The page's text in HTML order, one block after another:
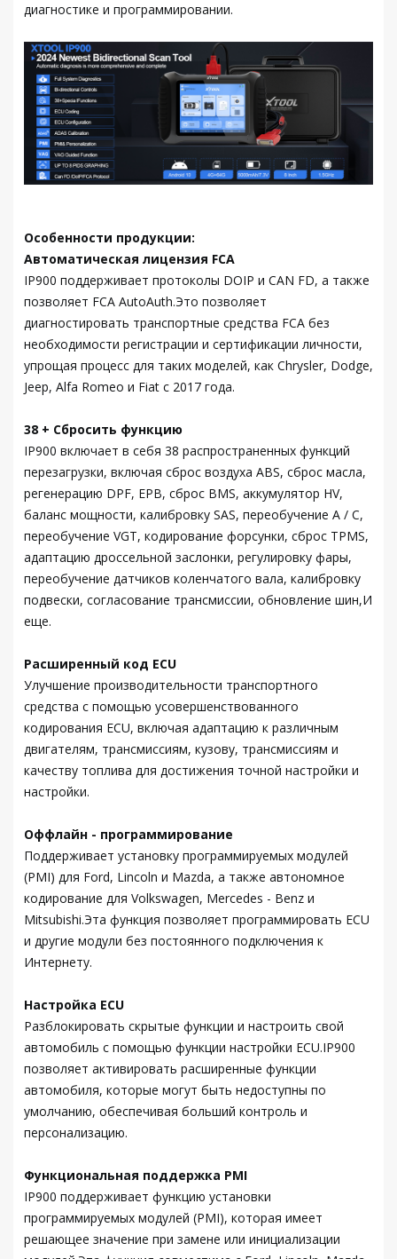
диагностике и программировании.
Особенности продукции:
Автоматическая лицензия FCA
IP900 поддерживает протоколы DOIP и CAN FD, а также
позволяет FCA AutoAuth.Это позволяет
диагностировать транспортные средства FCA без
необходимости регистрации и сертификации личности,
упрощая процесс для таких моделей, как Chrysler, Dodge,
Jeep, Alfa Romeo и Fiat с 2017 года.
38 + Сбросить функцию
IP900 включает в себя 38 распространенных функций
перезагрузки, включая сброс воздуха ABS, сброс масла,
регенерацию DPF, EPB, сброс BMS, аккумулятор HV,
баланс мощности, калибровку SAS, переобучение A / C,
переобучение VGT, кодирование форсунки, сброс TPMS,
адаптацию дроссельной заслонки, регулировку фары,
переобучение датчиков коленчатого вала, калибровку
подвески, согласование трансмиссии, обновление шин,И
еще.
Расширенный код ECU
Улучшение производительности транспортного
средства с помощью усовершенствованного
кодирования ECU, включая адаптацию к различным
двигателям, трансмиссиям, кузову, трансмиссиям и
качеству топлива для достижения точной настройки и
настройки.
Оффлайн - программирование
Поддерживает установку программируемых модулей
(PMI) для Ford, Lincoln и Mazda, а также автономное
кодирование для Volkswagen, Mercedes - Benz и
Mitsubishi.Эта функция позволяет программировать ECU
и другие модули без постоянного подключения к
Интернету.
Настройка ECU
Разблокировать скрытые функции и настроить свой
автомобиль с помощью функции настройки ECU.IP900
позволяет активировать расширенные функции
автомобиля, которые могут быть недоступны по
умолчанию, обеспечивая больший контроль и
персонализацию.
Функциональная поддержка PMI
IP900 поддерживает функцию установки
программируемых модулей (PMI), которая имеет
решающее значение при замене или инициализации